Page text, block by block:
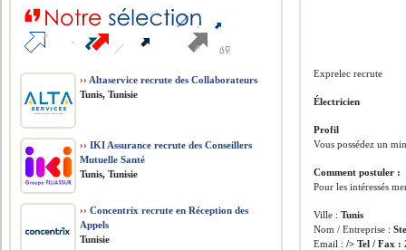
Exprelec recrute
Électricien
Profil
Vous possédez un
Comment postuler :
Pour les intéressés
Ville :Tunis
Nom / Entreprise :
Email : /> Tel / Fax :
›› Altaservice recrute des Collaborateurs
Tunis, Tunisie
›› IKI Assurance recrute des Conseillers
Mutuelle Santé
Tunis, Tunisie
›› Concentrix recrute en Réception des
Appels
Tunisie